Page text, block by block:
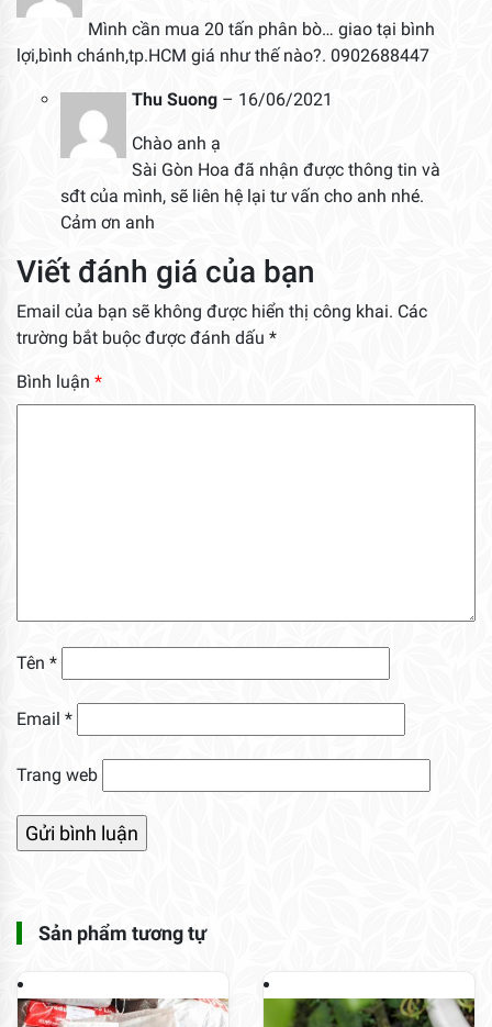
Mình cần mua 20 tấn phân bò… giao tại bình
lợi,bình chánh,tp.HCM giá như thế nào?. 0902688447
Thu Suong – 16/06/2021
Chào anh ạ
Sài Gòn Hoa đã nhận được thông tin và
sđt của mình, sẽ liên hệ lại tư vấn cho anh nhé.
Cảm ơn anh
Viết đánh giá của bạn
Email của bạn sẽ không được hiển thị công khai. Các
trường bắt buộc được đánh dấu *
Bình luận *
Tên *
Email *
Trang web
Sản phẩm tương tự